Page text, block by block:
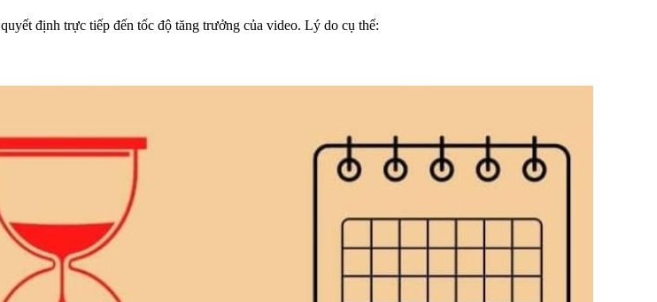
quyết định trực tiếp đến tốc độ tăng trưởng của video. Lý do cụ thể: